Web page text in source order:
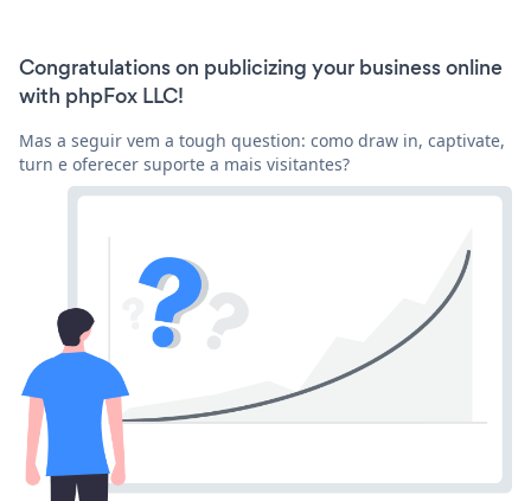
Congratulations on publicizing your business online
with phpFox LLC!
Mas a seguir vem a tough question: como draw in, captivate,
turn e oferecer suporte a mais visitantes?